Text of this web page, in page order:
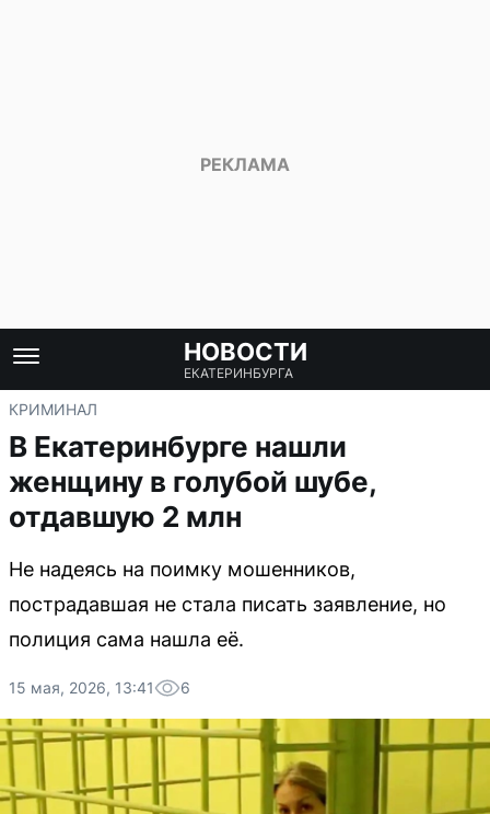
НОВОСТИ
ЕКАТЕРИНБУРГА
КРИМИНАЛ
В Екатеринбурге нашли
женщину в голубой шубе,
отдавшую 2 млн
Не надеясь на поимку мошенников,
пострадавшая не стала писать заявление, но
полиция сама нашла её.
15 мая, 2026, 13:41 6